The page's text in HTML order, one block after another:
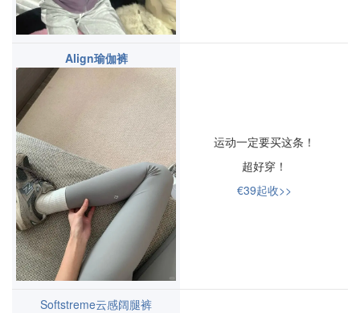
Align瑜伽裤
运动一定要买这条！
超好穿！
€39起收>>
Softstreme云感阔腿裤